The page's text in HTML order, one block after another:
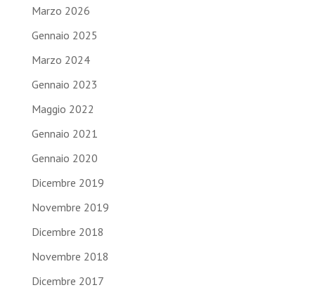
Marzo 2026
Gennaio 2025
Marzo 2024
Gennaio 2023
Maggio 2022
Gennaio 2021
Gennaio 2020
Dicembre 2019
Novembre 2019
Dicembre 2018
Novembre 2018
Dicembre 2017